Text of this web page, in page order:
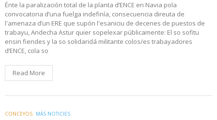
Énte la paralización total de la planta d’ENCE en Navia pola
convocatoria d’una fuelga indefinía, consecuencia direuta de
l'amenaza d’un ERE que supón l'esaniciu de decenes de puestos de
trabayu, Andecha Astur quier sopelexar públicamente: El so sofitu
ensin fiendes y la so solidaridá militante colos/es trabayadores
d’ENCE, cola so
Read More
CONCEYOS MÁS NOTICIES